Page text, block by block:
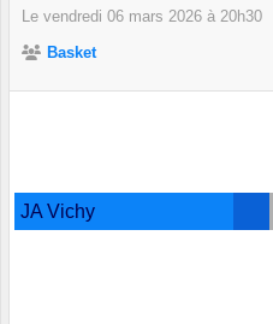
Le vendredi 06 mars 2026 à 20h30
Basket
JA Vichy